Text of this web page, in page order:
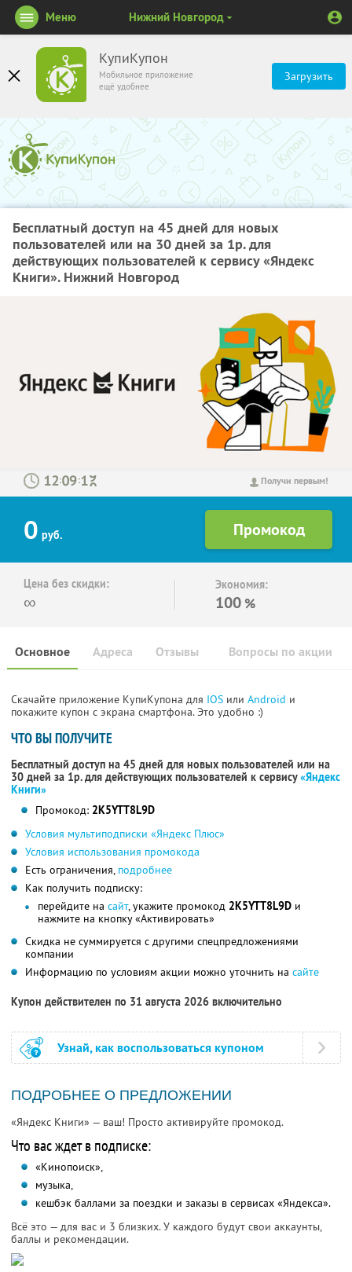
КупиКупон
Мобильное приложение
ещё удобнее
Загрузить
Меню Нижний Новгород
Бесплатный доступ на 45 дней для новых
пользователей или на 30 дней за 1р. для
действующих пользователей к сервису «Яндекс
Книги». Нижний Новгород
Получи первым!
: :
0 руб.
Цена без скидки:
∞
Экономия:
100 %
Основное Отзывы Вопросы по акции
Адреса
Скачайте приложение КупиКупона для IOS или Android и
покажите купон с экрана смартфона. Это удобно :)
ЧТО ВЫ ПОЛУЧИТЕ
Бесплатный доступ на 45 дней для новых пользователей или на
30 дней за 1р. для действующих пользователей к сервису«Яндекс
Книги»
Промокод: 2K5YTT8L9D
Условия мультиподписки «Яндекс Плюс»
Условия использования промокода
Есть ограничения, подробнее
Как получить подписку:
перейдите на сайт, укажите промокод 2K5YTT8L9D и
нажмите на кнопку «Активировать»
Скидка не суммируется с другими спецпредложениями
компании
Информацию по условиям акции можно уточнить на сайте
Купон действителен по 31 августа 2026 включительно
Узнай, как воспользоваться купоном
ПОДРОБНЕЕ О ПРЕДЛОЖЕНИИ
«Яндекс Книги» — ваш! Просто активируйте промокод.
Что вас ждет в подписке:
«Кинопоиск»,
музыка,
кешбэк баллами за поездки и заказы в сервисах «Яндекса».
Всё это — для вас и 3 близких. У каждого будут свои аккаунты,
баллы и рекомендации.